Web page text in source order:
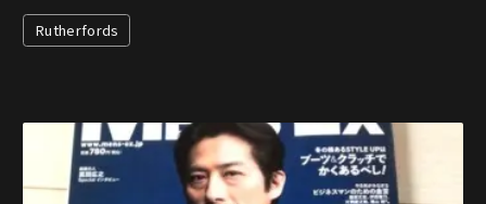
Rutherfords